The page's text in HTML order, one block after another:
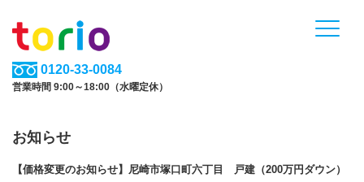
0120-33-0084
営業時間 9:00～18:00（水曜定休）
お知らせ
【価格変更のお知らせ】尼崎市塚口町六丁目 戸建（200万円ダウン）